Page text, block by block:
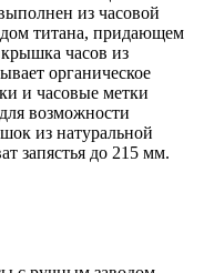
из часовой
титана, придающем
часов из
органическое
и часовые метки
возможности
из натуральной
запястья до 215 мм.